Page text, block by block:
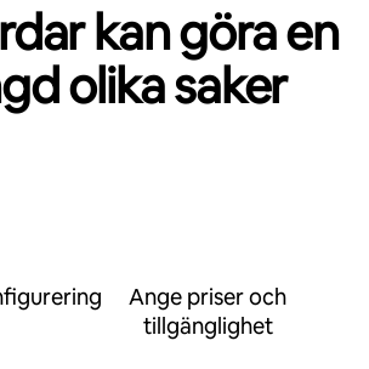
kan göra en
olika saker
Ange priser och
tillgänglighet